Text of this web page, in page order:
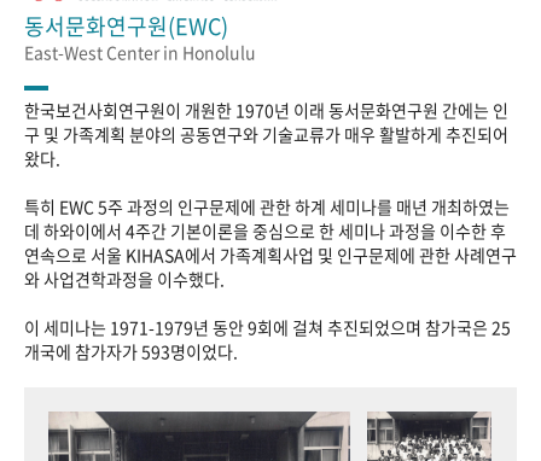
동서문화연구원(EWC)
East-West Center in Honolulu
한국보건사회연구원이 개원한 1970년 이래 동서문화연구원 간에는 인
구 및 가족계획 분야의 공동연구와 기술교류가 매우 활발하게 추진되어
왔다.
특히 EWC 5주 과정의 인구문제에 관한 하계 세미나를 매년 개최하였는
데 하와이에서 4주간 기본이론을 중심으로 한 세미나 과정을 이수한 후
연속으로 서울 KIHASA에서 가족계획사업 및 인구문제에 관한 사례연구
와 사업견학과정을 이수했다.
이 세미나는 1971-1979년 동안 9회에 걸쳐 추진되었으며 참가국은 25
개국에 참가자가 593명이었다.